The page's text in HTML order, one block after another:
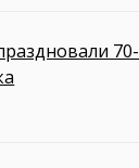
70-